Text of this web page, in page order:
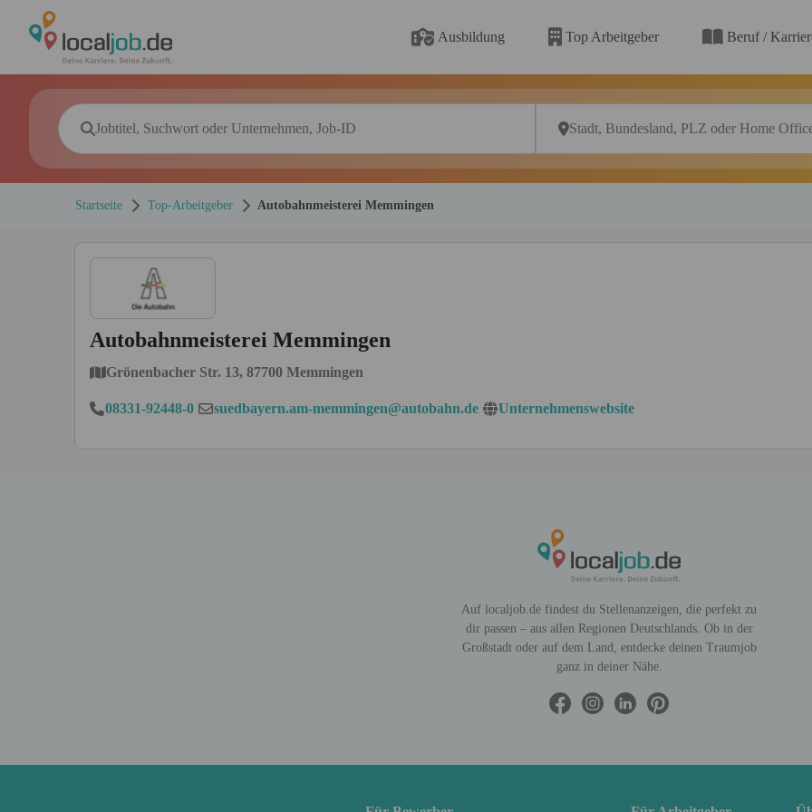
Ausbildung Top Arbeitgeber Beruf /
Startseite Top-Arbeitgeber Autobahnmeisterei Memmingen
Autobahnmeisterei Memmingen
Grönenbacher Str. 13, 87700 Memmingen
08331-92448-0 suedbayern.am-memmingen@autobahn.de Unternehmenswebsite
Auf localjob.de findest du Stellenanzeigen, die perfekt zu
dir passen – aus allen Regionen Deutschlands. Ob in der
Großstadt oder auf dem Land, entdecke deinen Traumjob
ganz in deiner Nähe.